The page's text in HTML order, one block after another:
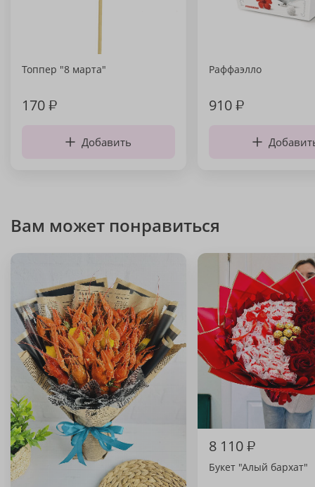
Топпер "8 марта"
170₽
Добавить
Раффаэлло
910₽
Вам может понравиться
8 110₽
Букет "Алый бархат"